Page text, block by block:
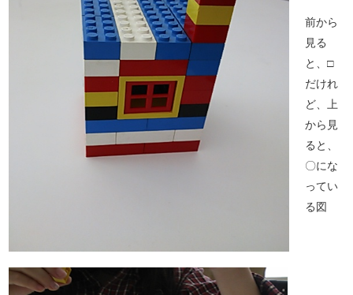
前から
見る
と、□
だけれ
ど、上
から見
ると、
〇にな
ってい
る図